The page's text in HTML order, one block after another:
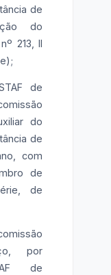
de
do
213, II
de
do
de
com
de
de
por
de